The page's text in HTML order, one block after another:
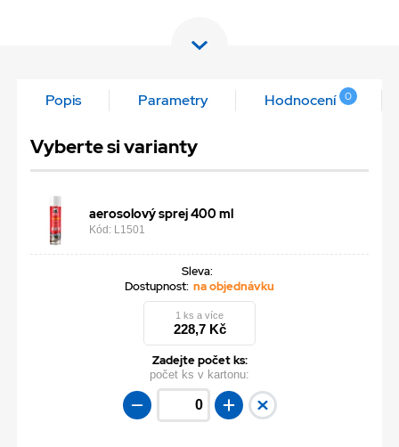
Popis Parametry Hodnocení 0
Vyberte si varianty
aerosolový sprej 400 ml
Kód: L1501
Sleva:
Dostupnost: na objednávku
1 ks a více
228,7 Kč
Zadejte počet ks:
počet ks v kartonu: